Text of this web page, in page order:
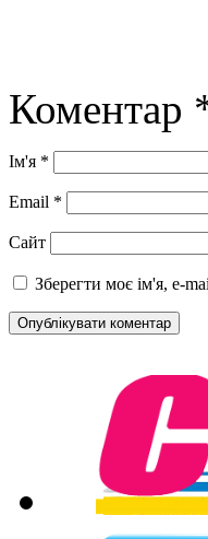
Коментар
Ім'я *
Email *
Сайт
Зберегти моє ім'я, e-